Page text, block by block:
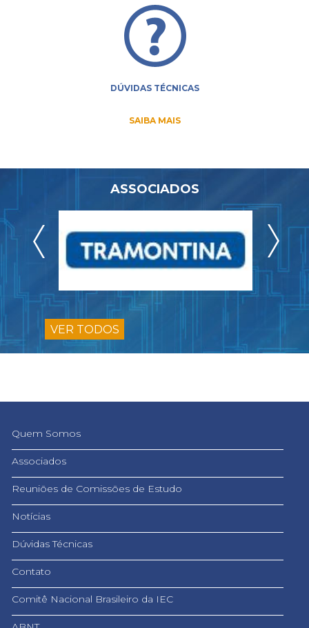
DÚVIDAS TÉCNICAS
SAIBA MAIS
ASSOCIADOS
VER TODOS
Quem Somos
Associados
Reuniões de Comissões de Estudo
Notícias
Dúvidas Técnicas
Contato
Comitê Nacional Brasileiro da IEC